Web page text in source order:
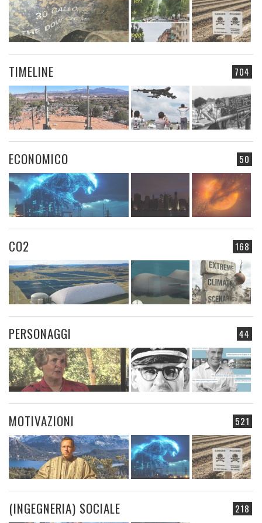
704
TIMELINE
50
ECONOMICO
168
CO2
44
PERSONAGGI
521
MOTIVAZIONI
218
(INGEGNERIA) SOCIALE